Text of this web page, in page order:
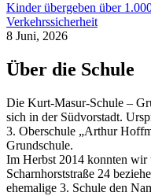
Kinder übergeben über
Verkehrssicherheit
8 Juni, 2026
Über die Schule
Die Kurt-Masur-Schule –
sich in der Südvorstadt.
3. Oberschule „Arthur
Grundschule.
Im Herbst 2014 konnten wir
Scharnhorststraße 24
ehemalige 3. Schule den